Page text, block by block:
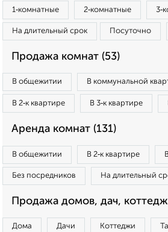
1‑комнатные 2‑комнатные
На длительный срок Посуточно
Продажа комнат (53)
В общежитии В коммунальной
В 2‑к квартире В 3‑к квартире
Аренда комнат (131)
В общежитии В 2‑к квартире
Без посредников На длительный
Продажа домов, дач,
Дома Дачи Коттеджи